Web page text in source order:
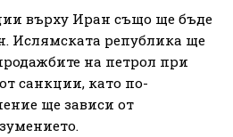
върху Иран също ще бъде
Ислямската република ще
на петрол при
санкции, като по-
ще зависи от